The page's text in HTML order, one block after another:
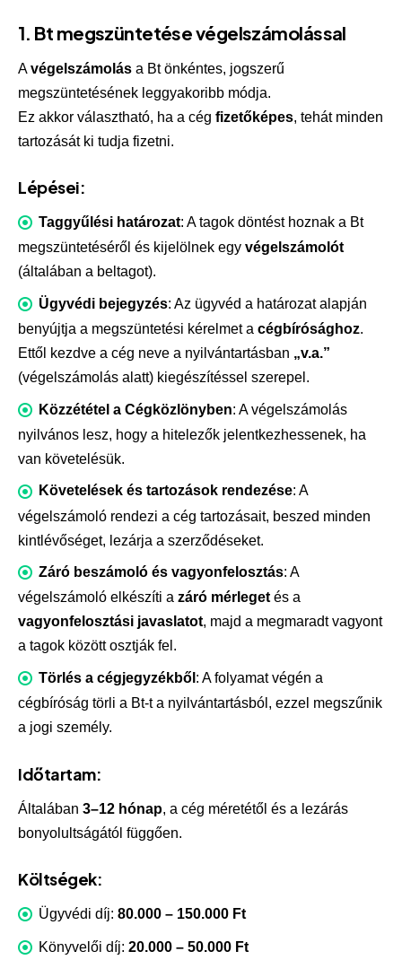
1. Bt megszüntetése végelszámolással
Avégelszámolás a Bt önkéntes, jogszerű
megszüntetésének leggyakoribb módja.
Ez akkor választható, ha a cég fizetőképes, tehát minden
tartozását ki tudja fizetni.
Lépései:
Taggyűlési határozat: A tagok döntést hoznak a Bt
megszüntetéséről és kijelölnek egy végelszámolót
(általában a beltagot).
Ügyvédi bejegyzés: Az ügyvéd a határozat alapján
benyújtja a megszüntetési kérelmet a cégbírósághoz.
Ettől kezdve a cég neve a nyilvántartásban „v.a.”
(végelszámolás alatt) kiegészítéssel szerepel.
Közzététel a Cégközlönyben: A végelszámolás
nyilvános lesz, hogy a hitelezők jelentkezhessenek, ha
van követelésük.
Követelések és tartozások rendezése: A
végelszámoló rendezi a cég tartozásait, beszed minden
kintlévőséget, lezárja a szerződéseket.
Záró beszámoló és vagyonfelosztás: A
végelszámoló elkészíti a záró mérleget és a
vagyonfelosztási javaslatot, majd a megmaradt vagyont
a tagok között osztják fel.
Törlés a cégjegyzékből : A folyamat végén a
cégbíróság törli a Bt-t a nyilvántartásból, ezzel megszűnik
a jogi személy.
Időtartam:
Általában 3–12 hónap, a cég méretétől és a lezárás
bonyolultságától függően.
Költségek:
Ügyvédi díj: 80.000 – 150.000 Ft
Könyvelői díj: 20.000 – 50.000 Ft